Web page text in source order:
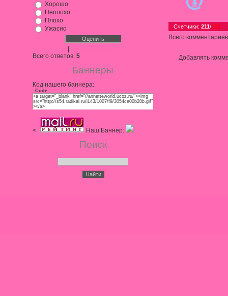
Хорошо
Неплохо
Плохо
Ужасно
Всего ответов: 5
Баннеры
Код нашего баннера:
Code
<a target="_blank" href="//annetteworld.ucoz.ru/"><img
src="http://s54.radikal.ru/i143/1007/f9/3054ce00b20b.gif"
></a>
< Наш Баннер:
Поиск
Счетчики: 211/122
Всего комментариев
Добавлять